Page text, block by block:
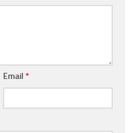
Email *